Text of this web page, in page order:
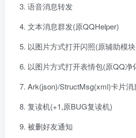
语音消息转发
文本消息群发(原QQHelper)
以图片方式打开闪照(原辅助模
以图片方式打开表情包(原QQ净
Ark(json)/StructMsg(xml)卡片
复读机(+1,原BUG复读机)
被删好友通知